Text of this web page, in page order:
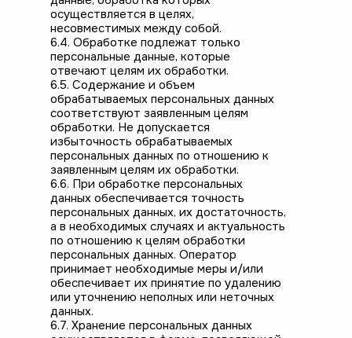
осуществляется в целях,
несовместимых между собой.
6.4. Обработке подлежат только
персональные данные, которые
отвечают целям их обработки.
6.5. Содержание и объем
обрабатываемых персональных данных
соответствуют заявленным целям
обработки. Не допускается
избыточность обрабатываемых
персональных данных по отношению к
заявленным целям их обработки.
6.6. При обработке персональных
данных обеспечивается точность
персональных данных, их достаточность,
а в необходимых случаях и актуальность
по отношению к целям обработки
персональных данных. Оператор
принимает необходимые меры и/или
обеспечивает их принятие по удалению
или уточнению неполных или неточных
данных.
6.7. Хранение персональных данных